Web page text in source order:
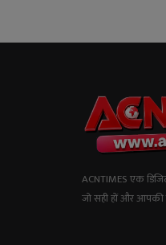
ACNTIMES एक
जो सही हों और आपकी